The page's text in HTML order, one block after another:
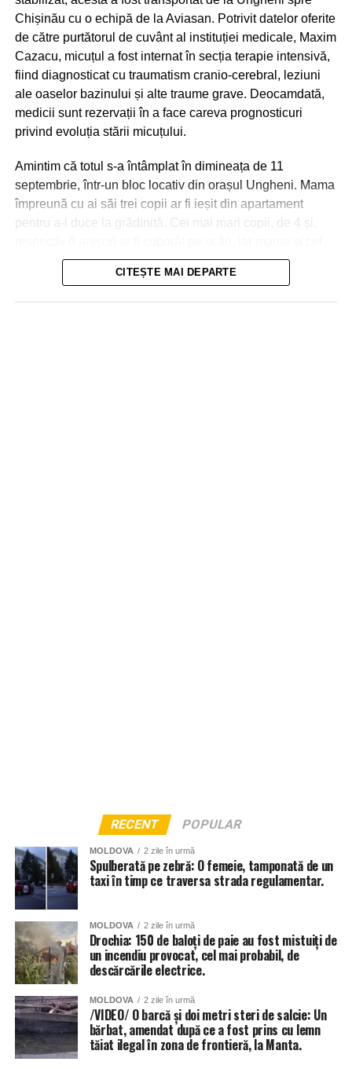
Nici în Chișinău situația nu a fost una mai bună. Aici
Și instituțiile de învățământ din Chișinău au fost grav
Chișinău cu o echipă de la Aviasan. Potrivit datelor oferite
de către purtătorul de cuvânt al instituției medicale, Maxim
Cazacu, micuțul a fost internat în secția terapie intensivă,
fiind diagnosticat cu traumatism cranio-cerebral, leziuni
ale oaselor bazinului și alte traume grave. Deocamdată,
medicii sunt rezervații în a face careva prognosticuri
privind evoluția stării micuțului.
Amintim că totul s-a întâmplat în dimineața de 11
septembrie, într-un bloc locativ din orașul Ungheni. Mama
împreună cu ai săi trei copii ar fi ieșit din apartament
pentru a-i duce la grădiniță. Cei mai mari copii, de 4 și,
de-al treilea micuț, de 2 ani, urmau să meargă cu
ascensorul. La ușile deschise ale liftului, mama a reușit
CITEȘTE MAI DEPARTE
RECENT POPULAR
MOLDOVA 2 zile în urmă
Spulberată pe zebră: O femeie, tamponată de un
taxi în timp ce traversa strada regulamentar.
MOLDOVA 2 zile în urmă
Drochia: 150 de baloți de paie au fost mistuiți de
un incendiu provocat, cel mai probabil, de
descărcările electrice.
MOLDOVA 2 zile în urmă
/VIDEO/ O barcă și doi metri steri de salcie: Un
bărbat, amendat după ce a fost prins cu lemn
tăiat ilegal în zona de frontieră, la Manta.